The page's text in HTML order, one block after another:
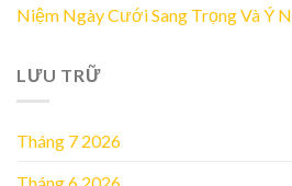
Niệm Ngày Cưới Sang Trọng Và Ý
LƯU TRỮ
Tháng 7 2026